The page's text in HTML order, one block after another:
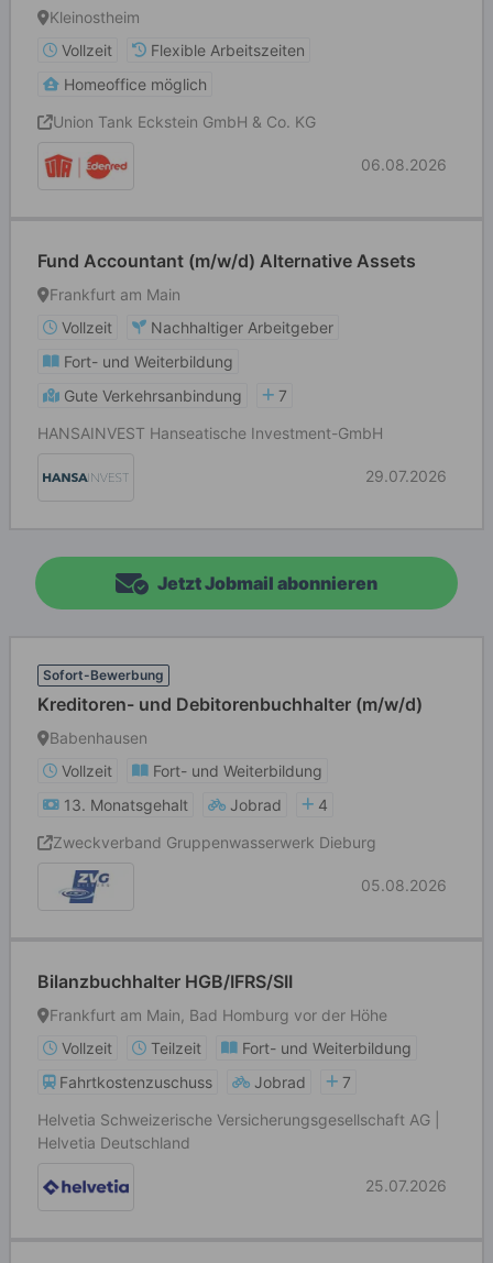
Kleinostheim
Vollzeit
Flexible Arbeitszeiten
Homeoffice möglich
Union Tank Eckstein GmbH & Co. KG
06.08.2026
Fund Accountant (m/w/d) Alternative Assets
Frankfurt am Main
Vollzeit
Nachhaltiger Arbeitgeber
Fort- und Weiterbildung
Gute Verkehrsanbindung
7
HANSAINVEST Hanseatische Investment-GmbH
29.07.2026
Jetzt Jobmail abonnieren
Sofort-Bewerbung
Kreditoren- und Debitorenbuchhalter (m/w/d)
Babenhausen
Vollzeit
Fort- und Weiterbildung
13. Monatsgehalt
Jobrad
4
Zweckverband Gruppenwasserwerk Dieburg
05.08.2026
Bilanzbuchhalter HGB/IFRS/SII
Frankfurt am Main, Bad Homburg vor der Höhe
Vollzeit
Teilzeit
Fort- und Weiterbildung
Fahrtkostenzuschuss
Jobrad
7
Helvetia Schweizerische Versicherungsgesellschaft AG |
Helvetia Deutschland
25.07.2026